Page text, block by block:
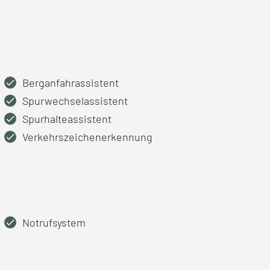
Berganfahrassistent
Spurwechselassistent
Spurhalteassistent
Verkehrszeichenerkennung
Notrufsystem